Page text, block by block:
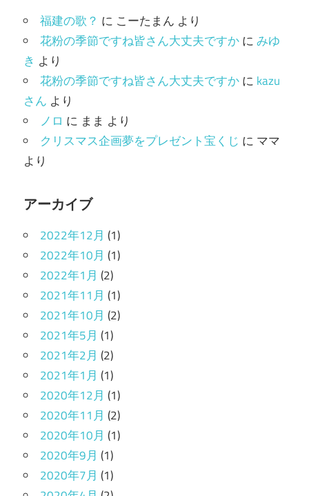
ー
福建の歌？ に こーたまん より
花粉の季節ですね皆さん大丈夫ですかにみゆ
き より
花粉の季節ですね皆さん大丈夫ですかに kazu
さん より
ノロ に まま より
クリスマス企画夢をプレゼント宝くじ に ママ
より
アーカイブ
2022年12月 (1)
2022年10月 (1)
2022年1月 (2)
2021年11月 (1)
2021年10月 (2)
2021年5月 (1)
2021年2月 (2)
2021年1月 (1)
2020年12月 (1)
2020年11月 (2)
2020年10月 (1)
2020年9月 (1)
2020年7月 (1)